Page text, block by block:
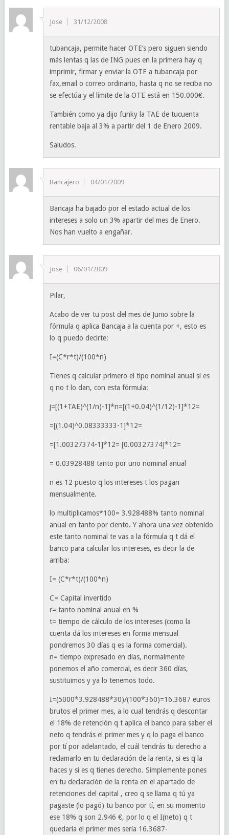
Jose 31/12/2008
tubancaja, permite hacer OTE’s pero siguen siendo
más lentas q las de ING pues en la primera hay q
imprimir, firmar y enviar la OTE a tubancaja por
fax,email o correo ordinario, hasta q no se reciba no
se efectúa y el límite de la OTE está en 150.000€.
También como ya dijo funky la TAE de tucuenta
rentable baja al 3% a partir del 1 de Enero 2009.
Saludos.
Bancajero 04/01/2009
Bancaja ha bajado por el estado actual de los
intereses a solo un 3% apartir del mes de Enero.
Nos han vuelto a engañar.
Jose 06/01/2009
Pilar,
Acabo de ver tu post del mes de Junio sobre la
fórmula q aplica Bancaja a la cuenta por +, esto es
lo q puedo decirte:
I=(C*r*t)/(100*n)
Tienes q calcular primero el tipo nominal anual si es
q no t lo dan, con esta fórmula:
j=[(1+TAE)^(1/n)-1]*n=[(1+0.04)^(1/12)-1]*12=
=[(1.04)^0.08333333-1]*12=
=[1.00327374-1]*12= [0.00327374]*12=
= 0.03928488 tanto por uno nominal anual
n es 12 puesto q los intereses t los pagan
mensualmente.
lo multiplicamos*100= 3.928488% tanto nominal
anual en tanto por ciento. Y ahora una vez obtenido
este tanto nominal te vas a la fórmula q t dá el
banco para calcular los intereses, es decir la de
arriba:
I= (C*r*t)/(100*n)
C= Capital invertido
r= tanto nominal anual en %
t= tiempo de cálculo de los intereses (como la
cuenta dá los intereses en forma mensual
pondremos 30 días q es la forma comercial).
n= tiempo expresado en días, normalmente
ponemos el año comercial, es decir 360 días,
sustituimos y ya lo tenemos todo.
I=(5000*3.928488*30)/(100*360)=16.3687 euros
brutos el primer mes, a lo cual tendrás q descontar
el 18% de retención q t aplica el banco para saber el
neto q tendrás el primer mes y q lo paga el banco
por tí por adelantado, el cuál tendrás tu derecho a
reclamarlo en tu declaración de la renta, si es q la
haces y si es q tienes derecho. Simplemente pones
en tu declaración de la renta en el apartado de
retenciones del capital , creo q se llama q tú ya
pagaste (lo pagó) tu banco por tí, en su momento
ese 18% q son 2.946 €, por lo q el I(neto) q t
quedaría el primer mes sería 16.3687-